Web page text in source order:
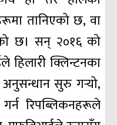
तानिएको छ, वा
छ। सन् २०१६ को
क्लिन्टनका
सुरु गर्‍यो,
रिपब्लिकनहरूले